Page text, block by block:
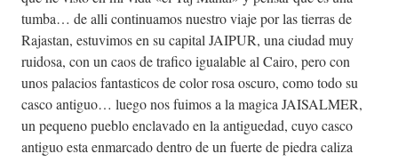
tumba… de alli continuamos nuestro viaje por las tierras de
Rajastan, estuvimos en su capital JAIPUR, una ciudad muy
ruidosa, con un caos de trafico igualable al Cairo, pero con
unos palacios fantasticos de color rosa oscuro, como todo su
casco antiguo… luego nos fuimos a la magica JAISALMER,
un pequeno pueblo enclavado en la antiguedad, cuyo casco
antiguo esta enmarcado dentro de un fuerte de piedra caliza